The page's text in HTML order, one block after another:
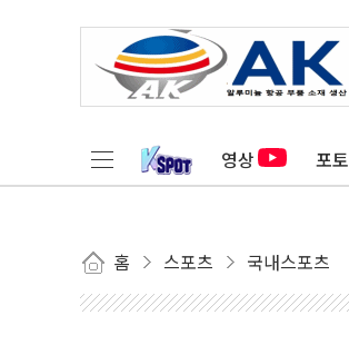
영상 포토
홈 스포츠 국내스포츠